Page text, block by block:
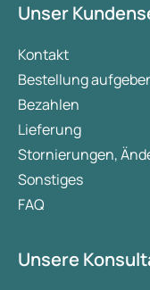
Unser
Kontakt
Bestellung
Bezahlen
Lieferung
Stornierungen,
Sonstiges
FAQ
Unsere